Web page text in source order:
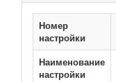
Номер
настройки
Наименование
настройки